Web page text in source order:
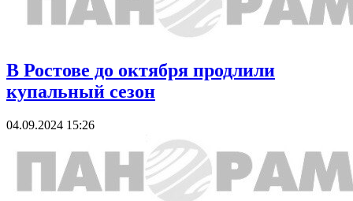
В Ростове до октября продлили
купальный сезон
04.09.2024 15:26